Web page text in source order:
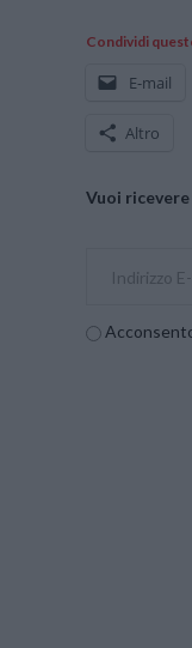
Condividi
E-mail
Altro
Vuoi